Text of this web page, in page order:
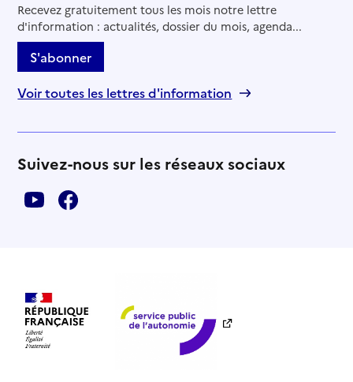
Recevez gratuitement tous les mois notre lettre
d'information : actualités, dossier du mois, agenda...
S'abonner
Voir toutes les lettres d'information
Suivez-nous sur les réseaux sociaux